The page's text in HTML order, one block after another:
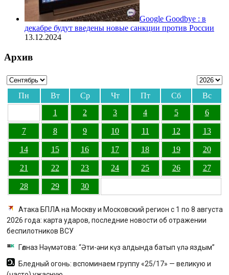
Google Goodbye : в
декабре будут введены новые санкции против России
13.12.2024
Архив
Пн Вт Ср Чт Пт Сб
Вс
1
2 3 4 5 6
7 8 9 10 11 12 13
14 15 16 17 18 19 20
21 22 23 24 25 26 27
28 29 30
Атака БПЛА на Москву и Московский регион с 1 по 8 августа
2026 года: карта ударов, последние новости об отражении
беспилотников ВСУ
Гөлназ Нәүмәтова: “Әти-әни күз алдында батып үлә яздым”
Бледный огонь: вспоминаем группу «25/17» — великую и